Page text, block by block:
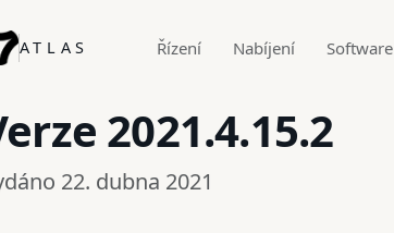
ATLAS Řízení Nabíjení Software
2021.4.15.2
22. dubna 2021